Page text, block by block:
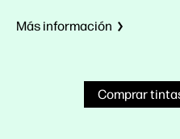
Más información
Comprar